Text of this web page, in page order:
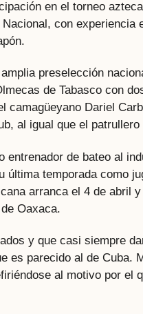
en el torneo
con
preselección
de Tabasco con
camagüeyano Dariel
al igual que el
entrenador de bateo al
última temporada como
arranca el 4 de abril
Oaxaca.
y que casi siempre
es parecido al de Cuba.
al motivo por el